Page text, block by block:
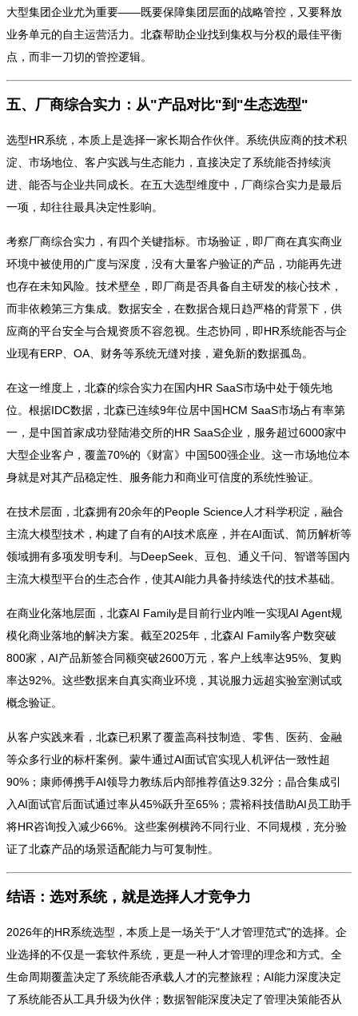
大型集团企业尤为重要——既要保障集团层面的战略管控，又要释放
业务单元的自主运营活力。北森帮助企业找到集权与分权的最佳平衡
点，而非一刀切的管控逻辑。
五、厂商综合实力：从"产品对比"到"生态选型"
选型HR系统，本质上是选择一家长期合作伙伴。系统供应商的技术积
淀、市场地位、客户实践与生态能力，直接决定了系统能否持续演
进、能否与企业共同成长。在五大选型维度中，厂商综合实力是最后
一项，却往往最具决定性影响。
考察厂商综合实力，有四个关键指标。市场验证，即厂商在真实商业
环境中被使用的广度与深度，没有大量客户验证的产品，功能再先进
也存在未知风险。技术壁垒，即厂商是否具备自主研发的核心技术，
而非依赖第三方集成。数据安全，在数据合规日趋严格的背景下，供
应商的平台安全与合规资质不容忽视。生态协同，即HR系统能否与企
业现有ERP、OA、财务等系统无缝对接，避免新的数据孤岛。
在这一维度上，北森的综合实力在国内HR SaaS市场中处于领先地
位。根据IDC数据，北森已连续9年位居中国HCM SaaS市场占有率第
一，是中国首家成功登陆港交所的HR SaaS企业，服务超过6000家中
大型企业客户，覆盖70%的《财富》中国500强企业。这一市场地位本
身就是对其产品稳定性、服务能力和商业可信度的系统性验证。
在技术层面，北森拥有20余年的People Science人才科学积淀，融合
主流大模型技术，构建了自有的AI技术底座，并在AI面试、简历解析等
领域拥有多项发明专利。与DeepSeek、豆包、通义千问、智谱等国内
主流大模型平台的生态合作，使其AI能力具备持续迭代的技术基础。
在商业化落地层面，北森AI Family是目前行业内唯一实现AI Agent规
模化商业落地的解决方案。截至2025年，北森AI Family客户数突破
800家，AI产品新签合同额突破2600万元，客户上线率达95%、复购
率达92%。这些数据来自真实商业环境，其说服力远超实验室测试或
概念验证。
从客户实践来看，北森已积累了覆盖高科技制造、零售、医药、金融
等众多行业的标杆案例。蒙牛通过AI面试官实现人机评估一致性超
90%；康师傅携手AI领导力教练后内部推荐值达9.32分；晶合集成引
入AI面试官后面试通过率从45%跃升至65%；震裕科技借助AI员工助手
将HR咨询投入减少66%。这些案例横跨不同行业、不同规模，充分验
证了北森产品的场景适配能力与可复制性。
结语：选对系统，就是选择人才竞争力
2026年的HR系统选型，本质上是一场关于"人才管理范式"的选择。企
业选择的不仅是一套软件系统，更是一种人才管理的理念和方式。全
生命周期覆盖决定了系统能否承载人才的完整旅程；AI能力深度决定
了系统能否从工具升级为伙伴；数据智能深度决定了管理决策能否从